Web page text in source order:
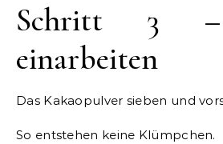
Schritt 3 –
einarbeiten
Das Kakaopulver sieben und
So entstehen keine Klümpchen.